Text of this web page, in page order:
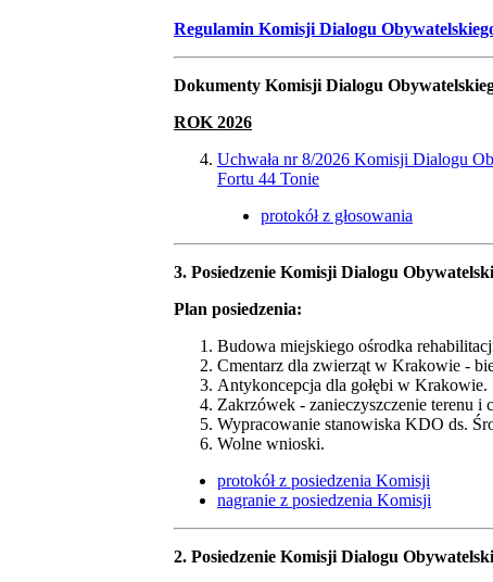
Regulamin Komisji Dialogu
Dokumenty Komisji Dialogu
ROK 2026
Uchwała nr 8/2026 Komisji Dialogu
Fortu 44 Tonie
protokół z głosowania
​3. Posiedzenie Komisji Dialogu
Plan posiedzenia:
Budowa miejskiego ośrodka
Cmentarz dla zwierząt w Krakowie -
Antykoncepcja dla gołębi w Krakowie.
Zakrzówek - zanieczyszczenie terenu
Wypracowanie stanowiska KDO ds.
Wolne wnioski.
protokół z posiedzenia Komisji
nagranie z posiedzenia Komisji
2. Posiedzenie Komisji Dialogu